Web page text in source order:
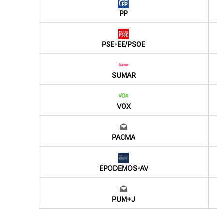
PP
PSE-EE/PSOE
SUMAR
VOX
PACMA
EPODEMOS-AV
PUM+J